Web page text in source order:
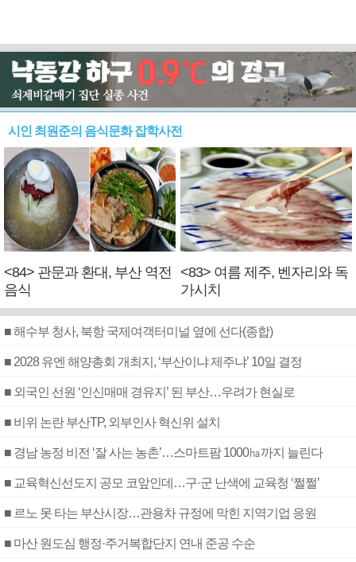
시인 최원준의 음식문화 잡학사전
<84> 관문과 환대, 부산 역전
음식
<83> 여름 제주, 벤자리와 독
가시치
■ 해수부 청사, 북항 국제여객터미널 옆에 선다(종합)
■ 2028 유엔 해양총회 개최지, ‘부산이냐 제주냐’ 10일 결정
■ 외국인 선원 ‘인신매매 경유지’ 된 부산…우려가 현실로
■ 비위 논란 부산TP, 외부인사 혁신위 설치
■ 경남 농정 비전 ‘잘 사는 농촌’…스마트팜 1000㏊까지 늘린다
■ 교육혁신선도지 공모 코앞인데…구·군 난색에 교육청 ‘쩔쩔’
■ 르노 못 타는 부산시장…관용차 규정에 막힌 지역기업 응원
■ 마산 원도심 행정·주거복합단지 연내 준공 수순